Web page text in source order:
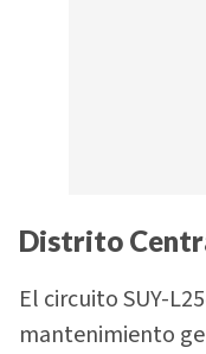
Distrito
El circuito SUY-
mantenimiento